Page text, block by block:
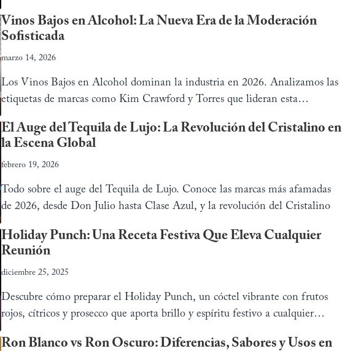
Vinos Bajos en Alcohol: La Nueva Era de la Moderación
Sofisticada
marzo 14, 2026
Los Vinos Bajos en Alcohol dominan la industria en 2026. Analizamos las
etiquetas de marcas como Kim Crawford y Torres que lideran esta
tendencia
El Auge del Tequila de Lujo: La Revolución del Cristalino en
la Escena Global
febrero 19, 2026
Todo sobre el auge del Tequila de Lujo. Conoce las marcas más afamadas
de 2026, desde Don Julio hasta Clase Azul, y la revolución del Cristalino
Holiday Punch: Una Receta Festiva Que Eleva Cualquier
Reunión
diciembre 25, 2025
Descubre cómo preparar el Holiday Punch, un cóctel vibrante con frutos
rojos, cítricos y prosecco que aporta brillo y espíritu festivo a cualquier
reunión
Ron Blanco vs Ron Oscuro: Diferencias, Sabores y Usos en